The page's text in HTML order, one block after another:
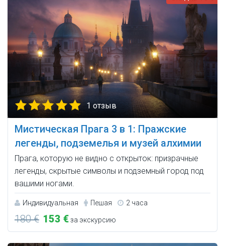
1 отзыв
Мистическая Прага 3 в 1: Пражские
легенды, подземелья и музей алхимии
Прага, которую не видно с открыток: призрачные
легенды, скрытые символы и подземный город под
вашими ногами.
Индивидуальная Пешая 2 часа
180 € 153 €за экскурсию